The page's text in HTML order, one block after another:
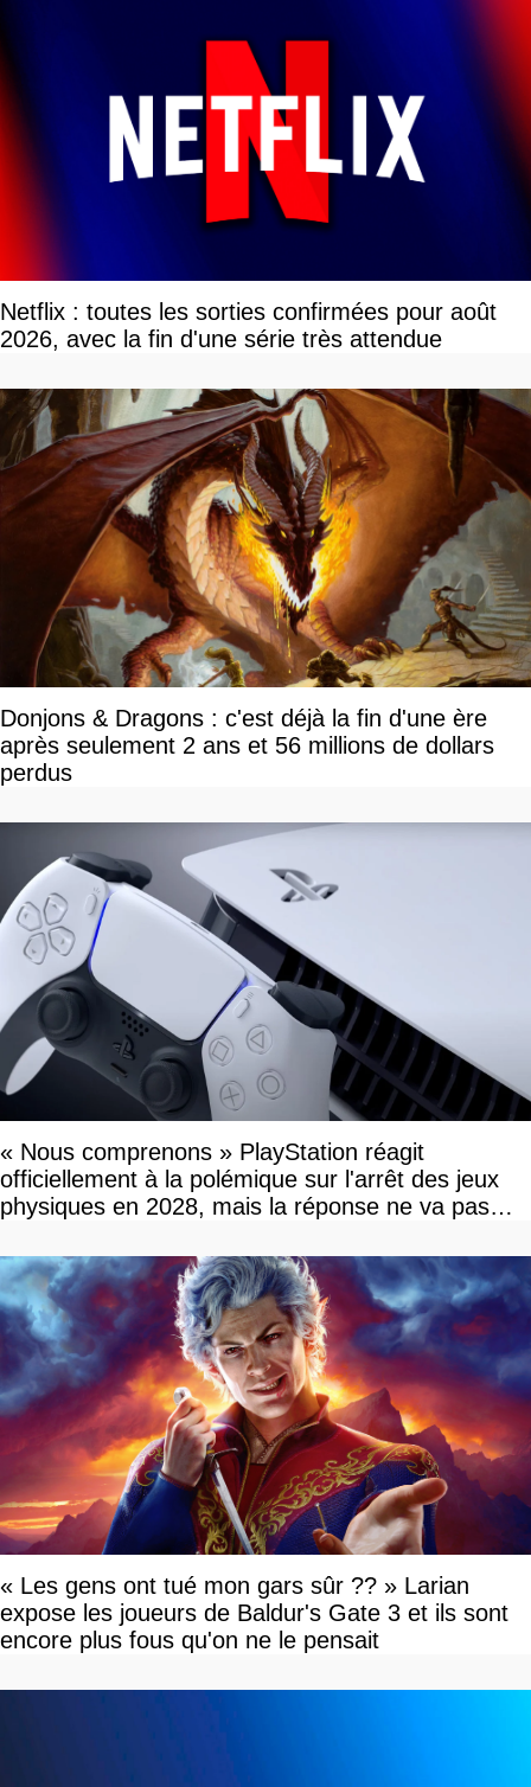
Netflix : toutes les sorties confirmées pour août
2026, avec la fin d'une série très attendue
Donjons & Dragons : c'est déjà la fin d'une ère
après seulement 2 ans et 56 millions de dollars
perdus
« Nous comprenons » PlayStation réagit
officiellement à la polémique sur l'arrêt des jeux
physiques en 2028, mais la réponse ne va pas
« Les gens ont tué mon gars sûr ?? » Larian
expose les joueurs de Baldur's Gate 3 et ils sont
encore plus fous qu'on ne le pensait